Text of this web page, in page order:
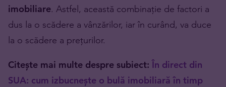
imobiliare. Astfel, această combinație de factori a
dus la o scădere a vânzărilor, iar în curând, va duce
la o scădere a prețurilor.
Citește mai multe despre subiect: În direct din
SUA: cum izbucnește o bulă imobiliară în timp